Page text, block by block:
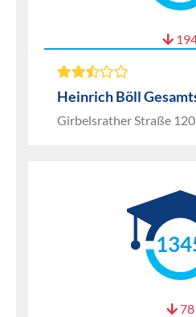
Heinrich Böll
Girbelsrather Straße
78